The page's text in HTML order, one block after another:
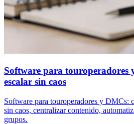
Software para touroperadores
escalar sin caos
Software para touroperadores y DMCs:
sin caos, centralizar contenido,
grupos.